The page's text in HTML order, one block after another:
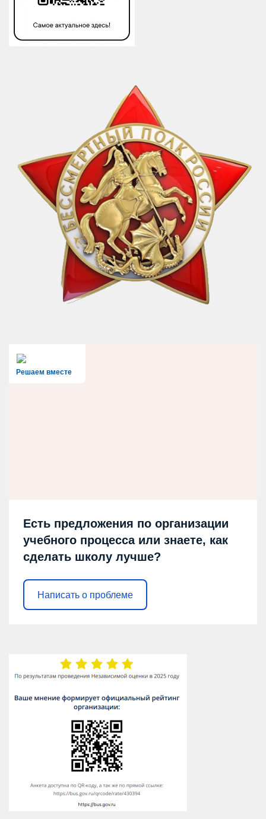
Решаем вместе
Есть предложения по организации
учебного процесса или знаете, как
сделать школу лучше?
Написать о проблеме